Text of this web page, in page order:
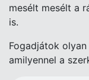
mesélt mesélt a
is.
Fogadjátok
amilyennel a